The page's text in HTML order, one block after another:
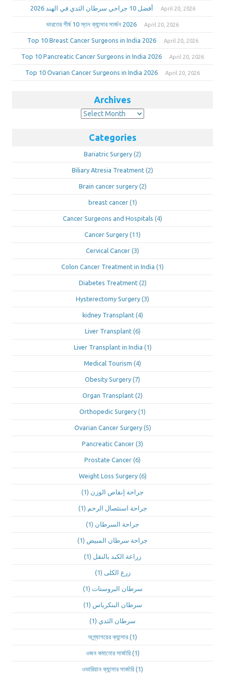
أفضل 10 جراحي سرطان الثدي في الهند 2026 April 20, 2026
ভারতের শীর্ষ 10 স্তন ক্যান্সার সার্জন 2026 April 20, 2026
Top 10 Breast Cancer Surgeons in India 2026 April 20, 2026
Top 10 Pancreatic Cancer Surgeons in India 2026 April 20, 2026
Top 10 Ovarian Cancer Surgeons in India 2026 April 20, 2026
Archives
Archives
Categories
Bariatric Surgery (2)
Biliary Atresia Treatment (2)
Brain cancer surgery(2)
breast cancer(1)
Cancer Surgeons and Hospitals (4)
Cancer Surgery (11)
Cervical Cancer (3)
Colon Cancer Treatment in India (1)
Diabetes Treatment(2)
Hysterectomy Surgery (3)
kidney Transplant(4)
Liver Transplant(6)
Liver Transplant in India (1)
Medical Tourism (4)
Obesity Surgery (7)
Organ Transplant (2)
Orthopedic Surgery (1)
Ovarian Cancer Surgery(5)
Pancreatic Cancer (3)
Prostate Cancer (6)
Weight Loss Surgery(6)
جراحة إنقاص الوزن (1)
جراحة استئصال الرحم (1)
جراحة السرطان (1)
جراحة سرطان المبيض (1)
زراعة الكبد بالنقل (1)
زرع الكلى (1)
سرطان البروستات (1)
سرطان البنكرياس (1)
سرطان الثدي (1)
অগ্ন্যাশয়ের ক্যান্সার (1)
ওজন কমানোর সার্জারি(1)
ওভারিয়ান ক্যান্সার সার্জারি (1)